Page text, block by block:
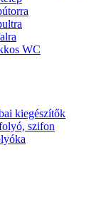
WC
kiegészítők
szifon